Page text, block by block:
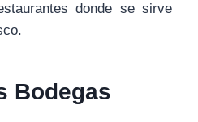
donde se sirve
Bodegas